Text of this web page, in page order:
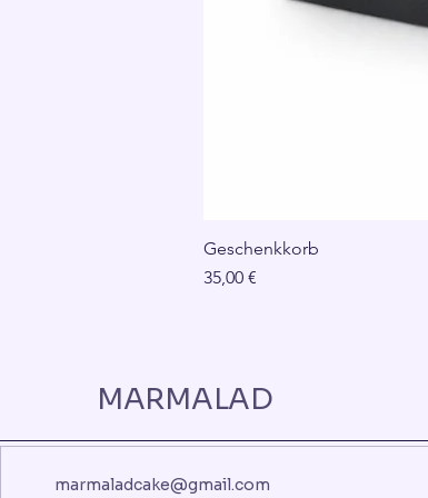
Geschenkkorb
Preis
35,00 €
MARMALAD
marmaladcake@gmail.com